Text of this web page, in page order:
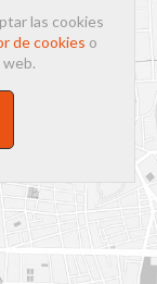
las cookies
de cookies o